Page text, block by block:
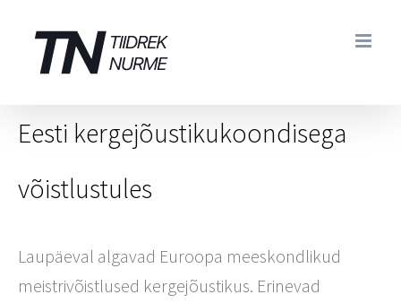
content
Eesti kergejõustikukoondisega
võistlustules
Laupäeval algavad Euroopa meeskondlikud
meistrivõistlused kergejõustikus. Erinevad